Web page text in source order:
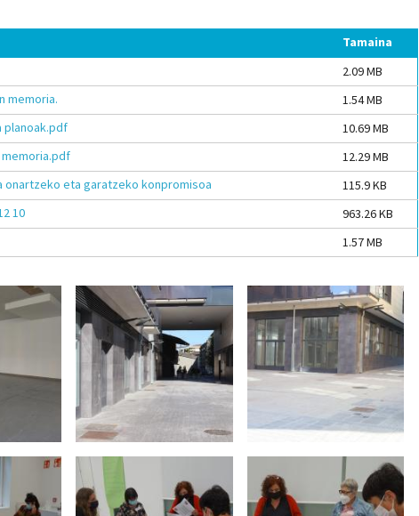
Tamaina
2.09 MB
memoria.
1.54 MB
planoak.pdf
10.69 MB
12.29 MB
onartzeko eta garatzeko konpromisoa
115.9 KB
10
963.26 KB
1.57 MB